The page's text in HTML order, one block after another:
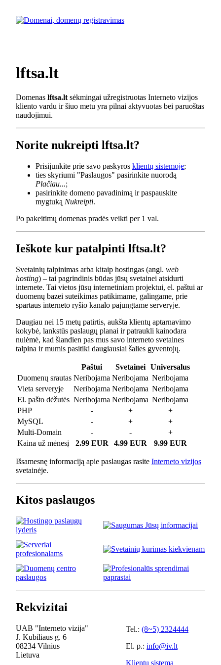
lftsa.lt
Domenas lftsa.lt sėkmingai užregistruotas Interneto vizijos
kliento vardu ir šiuo metu yra pilnai aktyvuotas bei paruoštas
naudojimui.
Norite nukreipti lftsa.lt?
Prisijunkite prie savo paskyros klientų sistemoje;
ties skyriumi "Paslaugos" pasirinkite nuorodą
Plačiau...;
pasirinkite domeno pavadinimą ir paspauskite
mygtuką Nukreipti.
Po pakeitimų domenas pradės veikti per 1 val.
Ieškote kur patalpinti lftsa.lt?
Svetainių talpinimas arba kitaip hostingas (angl. web
hosting) – tai pagrindinis būdas jūsų svetainei atsidurti
internete. Tai vietos jūsų internetiniam projektui, el. paštui ar
duomenų bazei suteikimas patikimame, galingame, prie
spartaus interneto ryšio kanalo pajungtame serveryje.
Daugiau nei 15 metų patirtis, aukšta klientų aptarnavimo
kokybė, lankstūs paslaugų planai ir patraukli kainodara
nulėmė, kad šiandien pas mus savo interneto svetaines
talpina ir mumis pasitiki daugiausiai šalies gyventojų.
Paštui Svetainei
Universalus
Duomenų srautas Neribojama Neribojama Neribojama
Vieta serveryje
Neribojama Neribojama Neribojama
El. pašto dėžutės Neribojama Neribojama Neribojama
PHP
- +
+
MySQL
- +
+
Multi-Domain
- -
+
Kaina už mėnesį
2.99 EUR 4.99 EUR 9.99 EUR
Išsamesnę informaciją apie paslaugas rasite Interneto vizijos
svetainėje.
Kitos paslaugos
Rekvizitai
UAB "Interneto vizija"
J. Kubiliaus g. 6
08234 Vilnius
Lietuva
Tel.: (8~5) 2324444
El. p.: info@iv.lt
Klientų sistema